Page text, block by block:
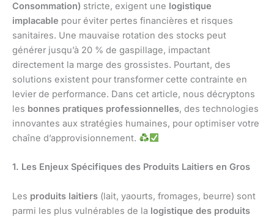
Consommation) stricte, exigent une logistique
implacable pour éviter pertes financières et risques
sanitaires. Une mauvaise rotation des stocks peut
générer jusqu’à 20 % de gaspillage, impactant
directement la marge des grossistes. Pourtant, des
solutions existent pour transformer cette contrainte en
levier de performance. Dans cet article, nous décryptons
les bonnes pratiques professionnelles, des technologies
innovantes aux stratégies humaines, pour optimiser votre
chaîne d’approvisionnement.
1. Les Enjeux Spécifiques des Produits Laitiers en Gros
Les produits laitiers (lait, yaourts, fromages, beurre) sont
parmi les plus vulnérables de la logistique des produits